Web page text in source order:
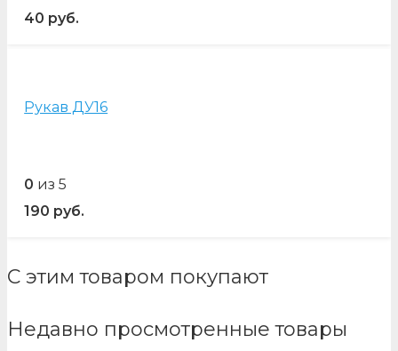
40 руб.
Рукав ДУ16
0 из 5
190 руб.
С этим товаром покупают
Недавно просмотренные товары